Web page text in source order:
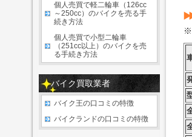
※
個人売買で軽二輪車（126cc
～250cc）のバイクを売る手
続き方法
個人売買で小型二輪車
（251cc以上）のバイクを売
る手続き方法
バイク買取業者
バイク王の口コミの特徴
バイクランドの口コミの特徴